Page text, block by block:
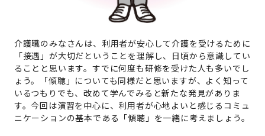
介護職のみなさんは、利用者が安心して介護を受けるために
「接遇」が大切だということを理解し、日頃から意識してい
ることと思います。すでに何度も研修を受けた人も多いでし
ょう。「傾聴」についても同様だと思いますが、よく知って
いるつもりでも、改めて学んでみると新たな発見がありま
す。今回は演習を中心に、利用者が心地よいと感じるコミュ
ニケーションの基本である「傾聴」を一緒に考えましょう。